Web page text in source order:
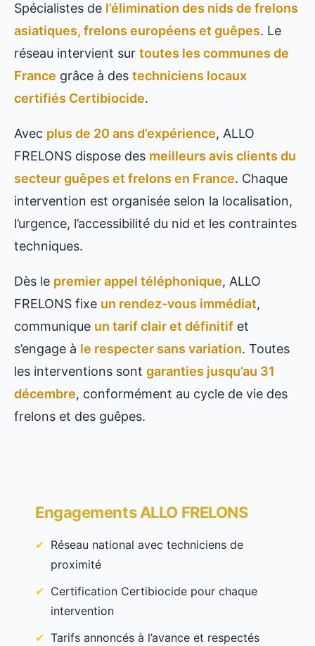
Spécialistes de l’élimination des nids de frelons
asiatiques, frelons européens et guêpes. Le
réseau intervient sur toutes les communes de
France grâce à des techniciens locaux
certifiés Certibiocide.
Avec plus de 20 ans d’expérience, ALLO
FRELONS dispose des meilleurs avis clients du
secteur guêpes et frelons en France. Chaque
intervention est organisée selon la localisation,
l’urgence, l’accessibilité du nid et les contraintes
techniques.
Dès le premier appel téléphonique, ALLO
FRELONS fixe un rendez-vous immédiat,
communique un tarif clair et définitif et
s’engage à le respecter sans variation. Toutes
les interventions sont garanties jusqu’au 31
décembre, conformément au cycle de vie des
frelons et des guêpes.
Engagements ALLO FRELONS
Réseau national avec techniciens de
proximité
Certification Certibiocide pour chaque
intervention
Tarifs annoncés à l’avance et respectés